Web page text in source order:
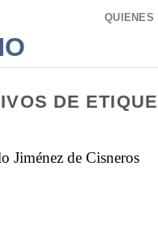
QUIENES
DE